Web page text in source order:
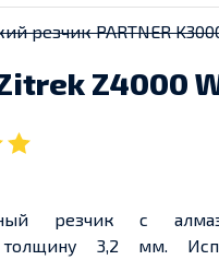
резчик PARTNER
Z4000
резчик с
3,2 мм.